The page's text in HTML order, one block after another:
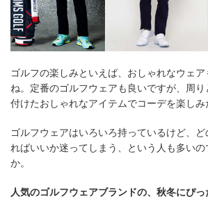
ゴルフの楽しみといえば、おしゃれなウェア
ね。定番のゴルフウェアも良いですが、周
付けたおしゃれなアイテムでコーデを楽しみ
ゴルフウェアはいろいろ持っているけど、
ればいいか迷ってしまう、という人も多いの
か。
人気のゴルフウェアブランドの、秋冬にぴ